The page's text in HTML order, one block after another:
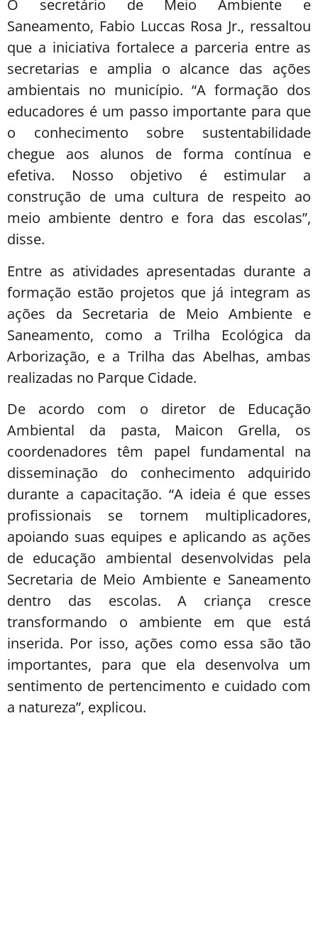
O secretário de Meio Ambiente e
Saneamento, Fabio Luccas Rosa Jr., ressaltou
que a iniciativa fortalece a parceria entre as
secretarias e amplia o alcance das ações
ambientais no município. “A formação dos
educadores é um passo importante para que
o conhecimento sobre sustentabilidade
chegue aos alunos de forma contínua e
efetiva. Nosso objetivo é estimular a
construção de uma cultura de respeito ao
meio ambiente dentro e fora das escolas”,
disse.
Entre as atividades apresentadas durante a
formação estão projetos que já integram as
ações da Secretaria de Meio Ambiente e
Saneamento, como a Trilha Ecológica da
Arborização, e a Trilha das Abelhas, ambas
realizadas no Parque Cidade.
De acordo com o diretor de Educação
Ambiental da pasta, Maicon Grella, os
coordenadores têm papel fundamental na
disseminação do conhecimento adquirido
durante a capacitação. “A ideia é que esses
profissionais se tornem multiplicadores,
apoiando suas equipes e aplicando as ações
de educação ambiental desenvolvidas pela
Secretaria de Meio Ambiente e Saneamento
dentro das escolas. A criança cresce
transformando o ambiente em que está
inserida. Por isso, ações como essa são tão
importantes, para que ela desenvolva um
sentimento de pertencimento e cuidado com
a natureza”, explicou.